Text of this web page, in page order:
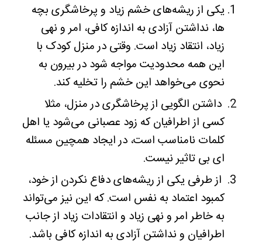
یکی از ریشه‌های خشم زیاد و پرخاشگری بچه
ها، نداشتن آزادی به اندازه کافی، امر و نهی
زیاد، انتقاد زیاد است. وقتی در منزل کودک با
این همه محدودیت مواجه شود در بیرون به
نحوی می‌خواهد این خشم را تخلیه کند.
داشتن الگویی از پرخاشگری در منزل، مثلا
کسی از اطرافیان که زود عصبانی می‌شود یا اهل
کلمات نامناسب است، در ایجاد همچین مسئله
ای بی تاثیر نیست.
از طرفی یکی از ریشه‌های دفاع نکردن از خود،
کمبود اعتماد به نفس است. که این نیز می‌تواند
به خاطر امر و نهی زیاد و انتقادات زیاد از جانب
اطرافیان و نداشتن آزادی به اندازه کافی باشد.